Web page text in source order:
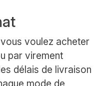
voulez acheter
par virement
délais de livraison
mode de